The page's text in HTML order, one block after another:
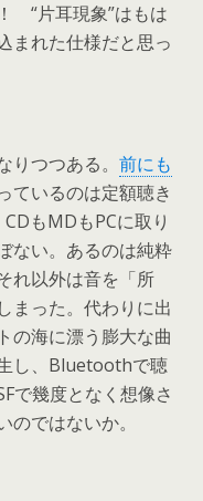
“片耳現象”はもは
まれた仕様だと思っ
つつある。 前にも
ているのは定額聴き
もMDもPCに取り
ない。あるのは純粋
れ以外は音を「所
まった。代わりに出
の海に漂う膨大な曲
し、Bluetoothで聴
で幾度となく想像さ
ではないか。